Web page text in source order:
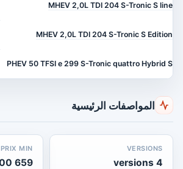
MHEV 2,0L TDI 204 S-Tronic S line
MHEV 2,0L TDI 204 S-Tronic S Edition
PHEV 50 TFSI e 299 S-Tronic quattro Hybrid S
المواصفات الرئيسية
VERSIONS
4 versions
PRIX MIN
659 000 MAD